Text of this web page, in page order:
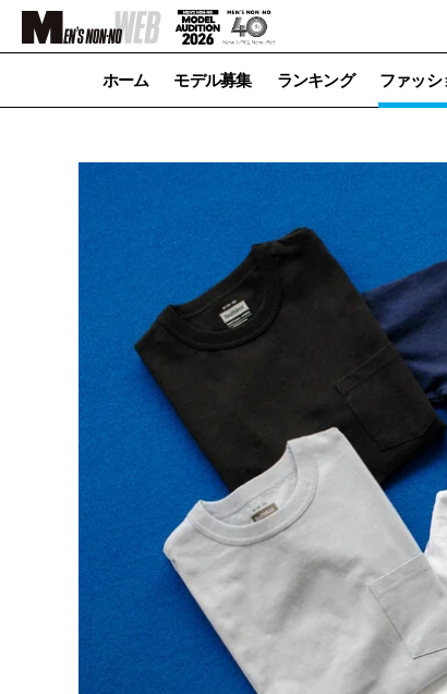
ホーム モデル募集 ランキング ファッシ